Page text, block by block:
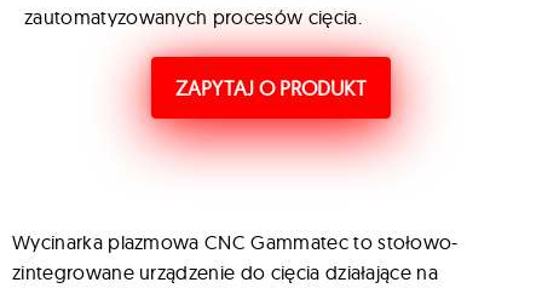
zautomatyzowanych procesów cięcia.
ZAPYTAJ O PRODUKT
Wycinarka plazmowa CNC Gammatec to stołowo-
zintegrowane urządzenie do cięcia działające na